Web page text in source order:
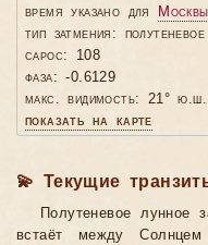
время указано для Москвы
тип затмения: полутеневое
сарос: 108
фаза: -0.6129
макс. видимость: 21°
показать на карте
💫 Текущие
Полутеневое лунное
встаёт между